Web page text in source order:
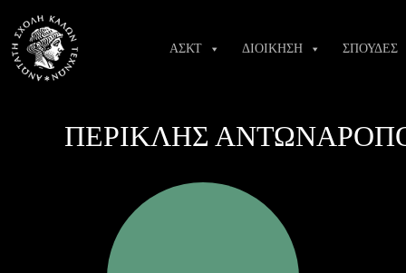
content
ΑΣΚΤ ΔΙΟΙΚΗΣΗ ΣΠΟΥΔΕΣ
ΠΕΡΙΚΛΗΣ